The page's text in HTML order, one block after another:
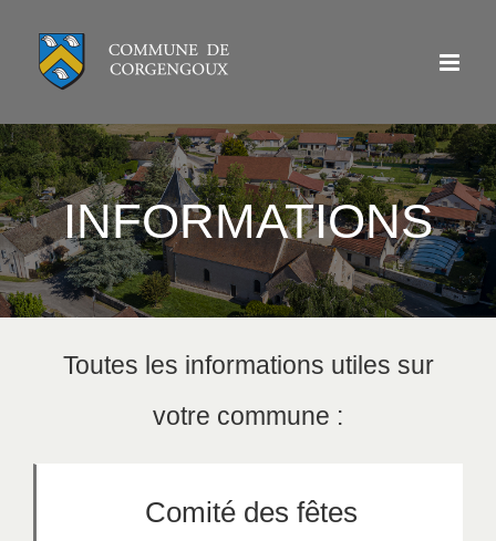
contenu
INFORMATIONS
Toutes les informations utiles sur
votre commune :
Comité des fêtes